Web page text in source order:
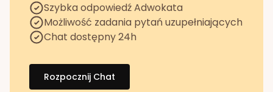
Szybka odpowiedź Adwokata
Możliwość zadania pytań uzupełniających
Chat dostępny 24h
Rozpocznij Chat